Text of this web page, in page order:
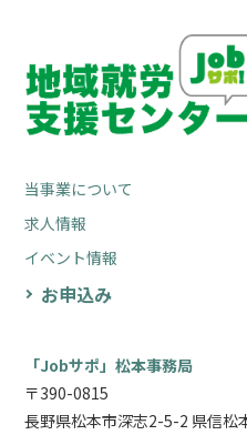
当事業について
求人情報
イベント情報
お申込み
「Jobサポ」松本事務局
〒390-0815
長野県松本市深志2-5-2 県信松